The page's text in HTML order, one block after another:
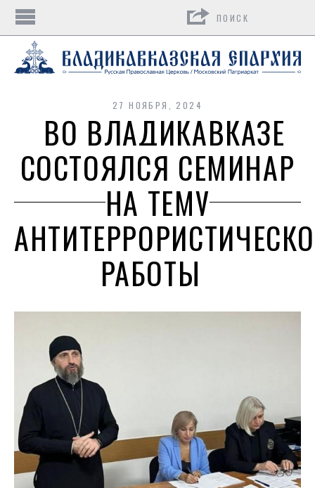
27 НОЯБРЯ, 2024
ВО ВЛАДИКАВКАЗЕ
СОСТОЯЛСЯ СЕМИНАР
НА ТЕМУ
РАБОТЫ